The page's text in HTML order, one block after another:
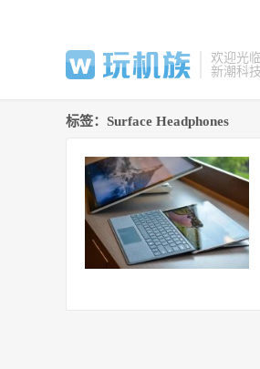
欢迎光临
新潮科
标签：Surface Headphones